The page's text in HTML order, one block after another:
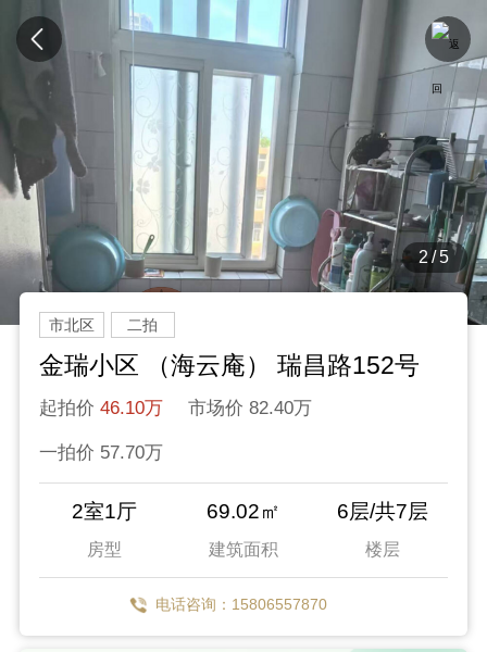
2/5
市北区 二拍
金瑞小区 （海云庵） 瑞昌路152号
起拍价 46.10万 市场价 82.40万
一拍价 57.70万
2室1厅
房型
69.02㎡
建筑面积
6层/共7层
楼层
电话咨询：15806557870